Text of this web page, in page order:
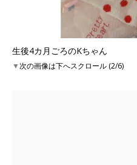
生後4カ月ごろのKちゃん
▼次の画像は下へスクロール (2/6)